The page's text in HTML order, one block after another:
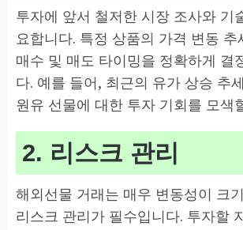
투자에 앞서 철저한 시장 조사와 기
요합니다. 특정 상품의 가격 변동 추
매수 및 매도 타이밍을 정확하게 결
다. 예를 들어, 최근의 유가 상승 추
원유 선물에 대한 투자 기회를 모색
2. 리스크 관리
해외선물 거래는 매우 변동성이 크
리스크 관리가 필수입니다. 투자할